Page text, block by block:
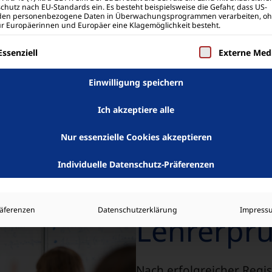
Separat zur Lieferung erhältst du
eine Rechnung (fällig nach 14
Tagen ohne Abzug).
Jetzt bestellen
nach EU-Standards ein. Es besteht beispielsweise die Gefahr, dass US-
personenbezogene Daten in Überwachungsprogrammen verarbeiten,
Europäerinnen und Europäer eine Klagemöglichkeit besteht.
eine Liste der Service-Gruppen, für die eine
Externe
Einwilligung speichern
Ich akzeptiere alle
Nur essenzielle Cookies akzeptieren
Individuelle Datenschutz-Präferenzen
Datenschutzerklärung